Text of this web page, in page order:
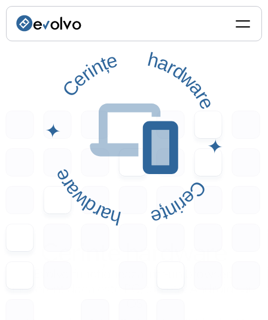
indiferent dacă este PC, tabletă, Android sau
✦ Cerințe hardware ✦ Cerințe hardware